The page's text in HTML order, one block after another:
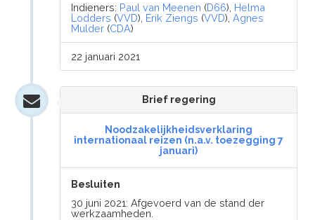
Indieners: Paul van Meenen (D66), Helma
Lodders (VVD), Erik Ziengs (VVD),Agnes
Mulder (CDA)
22 januari 2021
Brief regering
Noodzakelijkheidsverklaring
internationaal reizen (n.a.v. toezegging 7
januari)
Besluiten
30 juni 2021: Afgevoerd van de stand der
werkzaamheden.